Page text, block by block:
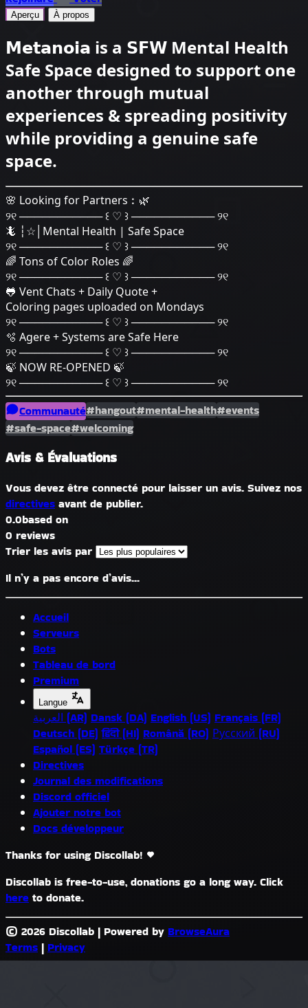
Aperçu À propos
𝗠𝗲𝘁𝗮𝗻𝗼𝗶𝗮 is a 𝗦𝗙𝗪 Mental Health
Safe Space designed to support one
another through mutual
experiences & spreading positivity
while providing a genuine safe
space.
🌸 Looking for Partners︰🌿
୨୧ ─────────── ꒰ ♡ ꒱ ─────────── ୨୧
🦎 ┆☆│Mental Health | Safe Space
୨୧ ─────────── ꒰ ♡ ꒱ ─────────── ୨୧
🌈 Tons of Color Roles 🌈
୨୧ ─────────── ꒰ ♡ ꒱ ─────────── ୨୧
🐸 Vent Chats + Daily Quote +
Coloring pages uploaded on Mondays
୨୧ ─────────── ꒰ ♡ ꒱ ─────────── ୨୧
🫧 Agere + Systems are Safe Here
୨୧ ─────────── ꒰ ♡ ꒱ ─────────── ୨୧
🍃 NOW RE-OPENED 🍃
୨୧ ─────────── ꒰ ♡ ꒱ ─────────── ୨୧
Communauté#hangout#mental-health#events
#safe-space#welcoming
Avis & Évaluations
Vous devez être connecté pour laisser un avis. Suivez nos
directives avant de publier.
0.0based on
0 reviews
Trier les avis par
Il n’y a pas encore d’avis...
Accueil
Serveurs
Bots
Tableau de bord
Premium
Langue
العربية (AR) Dansk (DA) English (US) Français (FR)
Deutsch (DE) हिंदी (HI) Română (RO) Русский (RU)
Español (ES) Türkçe (TR)
Directives
Journal des modifications
Discord officiel
Ajouter notre bot
Docs développeur
Thanks for using Discollab!
Discollab is free-to-use, donations go a long way. Click
here to donate.
© 2026 Discollab | Powered by BrowseAura
Terms | Privacy